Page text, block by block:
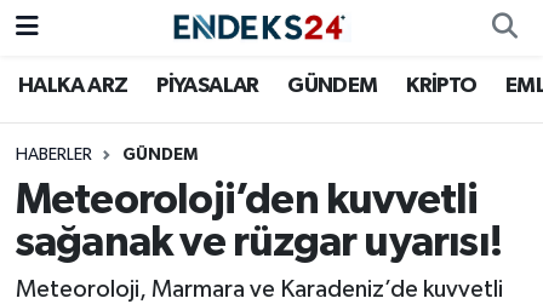
HALKA ARZ PİYASALAR GÜNDEM KRİPTO
HABERLER GÜNDEM
Meteoroloji’den kuvvetli
sağanak ve rüzgar uyarısı!
Meteoroloji, Marmara ve Karadeniz’de kuvvetli
EMLAK
ENERJİ
GÜNDEM
HALKA ARZ
Nöbetçi Eczaneler
Hava Durumu
Trafik Durumu
Süper Lig Puan Durumu ve Fikstür